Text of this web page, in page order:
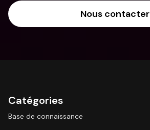
Nous contacter
Catégories
Base de connaissance